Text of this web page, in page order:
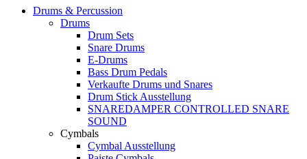
Drums & Percussion
Drums
Drum Sets
Snare Drums
E-Drums
Bass Drum Pedals
Verkaufte Drums und Snares
Drum Stick Ausstellung
SNAREDAMPER CONTROLLED SNARE
SOUND
Cymbals
Cymbal Ausstellung